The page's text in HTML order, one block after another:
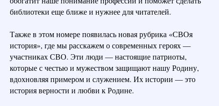
библиотеки еще ближе и нужнее для читателей.
Также в этом номере появилась новая рубрика «СВОя
история», где мы расскажем о современных героях —
участниках СВО. Эти люди — настоящие патриоты,
которые с честью и мужеством защищают нашу Родину,
вдохновляя примером и служением. Их истории — это
история верности и любви к Родине.